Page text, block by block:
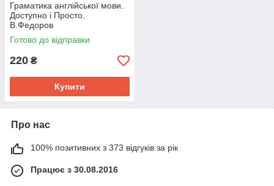
Граматика англійської мови.
Доступно і Просто.
В.Федоров
Готово до відправки
220 ₴
Купити
Про нас
100% позитивних з 373 відгуків за рік
Працює з 30.08.2016